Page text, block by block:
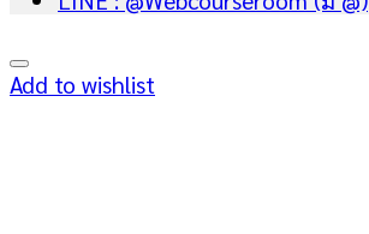
Add to wishlist